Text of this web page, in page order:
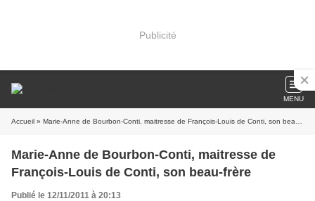
Publicité
MENU
Accueil » Marie-Anne de Bourbon-Conti, maitresse de François-Louis de Conti, son beau-frère
Marie-Anne de Bourbon-Conti, maitresse de
François-Louis de Conti, son beau-frère
Publié le 12/11/2011 à 20:13